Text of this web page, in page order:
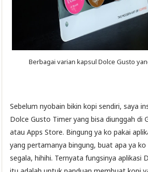
Berbagai varian kapsul Dolce Gusto
Sebelum nyobain bikin kopi sendiri, saya
Dolce Gusto Timer yang bisa diunggah di
atau Apps Store. Bingung ya ko pakai
yang pertamanya bingung, buat apa ya ko
segala, hihihi. Ternyata fungsinya aplikasi